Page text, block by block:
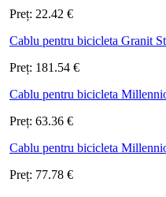
Preț: 22.42 €
Cablu pentru bicicleta Granit
Preț: 181.54 €
Cablu pentru bicicleta
Preț: 63.36 €
Cablu pentru bicicleta
Preț: 77.78 €